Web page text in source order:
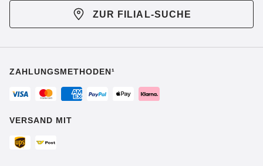
ZUR FILIAL-SUCHE
ZAHLUNGSMETHODEN¹
VERSAND MIT